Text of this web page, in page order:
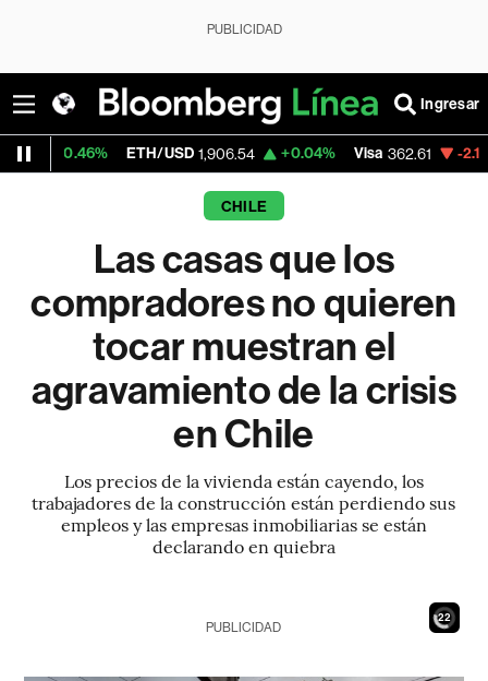
PUBLICIDAD
Ingresar
ETH/USD 1,906.54 +0.04% Visa 362.61 -2.12%
CHILE
Las casas que los
compradores no quieren
tocar muestran el
agravamiento de la crisis
en Chile
Los precios de la vivienda están cayendo, los
trabajadores de la construcción están perdiendo sus
empleos y las empresas inmobiliarias se están
declarando en quiebra
21
PUBLICIDAD